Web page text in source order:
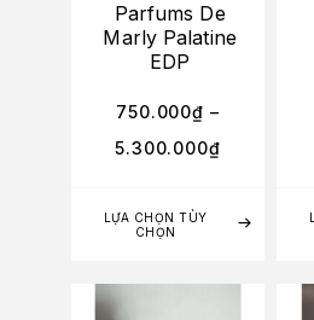
LỰA CHỌN TÙY
CHỌN
Parfums De
Marly Palatine
EDP
750.000₫ –
5.300.000₫